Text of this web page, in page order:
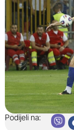
Podijeli na: